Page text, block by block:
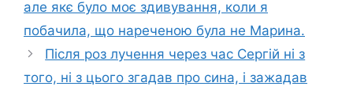
але якє було моє здивування, коли я
побачила, що нареченою була не Марина.
Після роз лучення через час Сергій ні з
того, ні з цього згадав про сина, і зажадав